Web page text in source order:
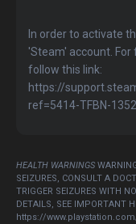
In order to activate
'Steam' account.
follow this link:
https://
ref=5414-TFBN-1352
HEALTH WARNINGS
SEIZURES, CONSULT A
TRIGGER SEIZURES WITH
DETAILS, SEE IMPORTANT
https://